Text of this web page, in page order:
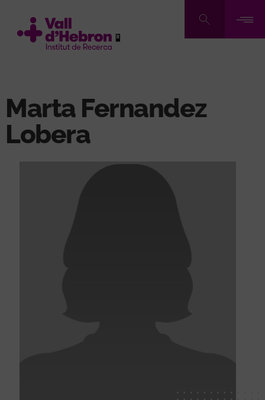
contenido
Marta Fernandez
Lobera